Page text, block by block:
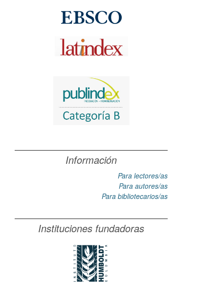
Información
Para lectores/as
Para autores/as
Para bibliotecarios/as
Instituciones fundadoras